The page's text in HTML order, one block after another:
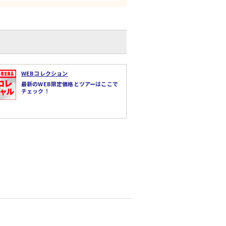
WEBコレクション
最新のWEB限定価格とツアーはここで
チェック！